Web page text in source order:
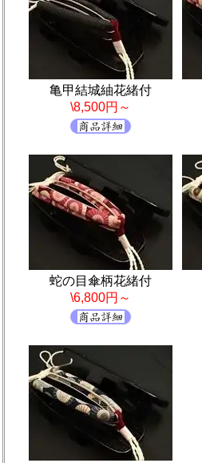
亀甲結城紬花緒付
\8,500円～
蛇の目傘柄花緒付
\6,800円～